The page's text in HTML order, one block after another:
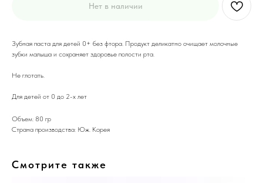
Нет в наличии
Зубная паста для детей 0+ без фтора. Продукт деликатно очищает молочные
зубки малыша и сохраняет здоровье полости рта.
Не глотать.
Для детей от 0 до 2-х лет
Объем: 80 гр
Страна производства: Юж. Корея
Смотрите также